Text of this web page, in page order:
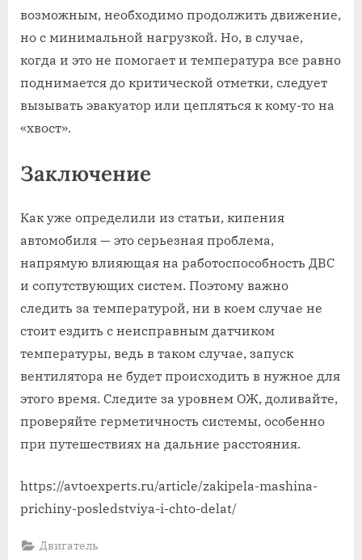
возможным, необходимо продолжить движение,
но с минимальной нагрузкой. Но, в случае,
когда и это не помогает и температура все равно
поднимается до критической отметки, следует
вызывать эвакуатор или цепляться к кому-то на
«хвост».
Заключение
Как уже определили из статьи, кипения
автомобиля — это серьезная проблема,
напрямую влияющая на работоспособность ДВС
и сопутствующих систем. Поэтому важно
следить за температурой, ни в коем случае не
стоит ездить с неисправным датчиком
температуры, ведь в таком случае, запуск
вентилятора не будет происходить в нужное для
этого время. Следите за уровнем ОЖ, доливайте,
проверяйте герметичность системы, особенно
при путешествиях на дальние расстояния.
https://avtoexperts.ru/article/zakipela-mashina-
prichiny-posledstviya-i-chto-delat/
Двигатель